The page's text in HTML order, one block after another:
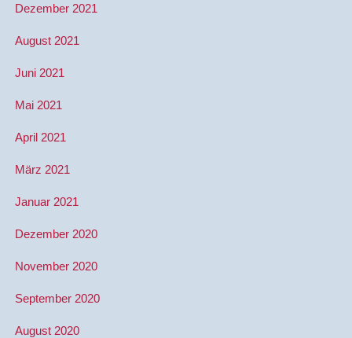
Dezember 2021
August 2021
Juni 2021
Mai 2021
April 2021
März 2021
Januar 2021
Dezember 2020
November 2020
September 2020
August 2020